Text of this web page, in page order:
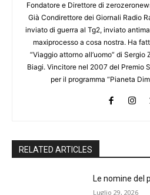
Fondatore e Direttore di
Già Condirettore dei Giornali Radio
inviato di guerra al Tg2, inviato
maxiprocesso a cosa nostra. Ha
“Viaggio attorno all’uomo” di Sergio
Biagi. Vincitore nel 2007 del Premio
per il programma “Pianeta
RELATED ARTICLES
Le nomine del
Luglio 29, 2026